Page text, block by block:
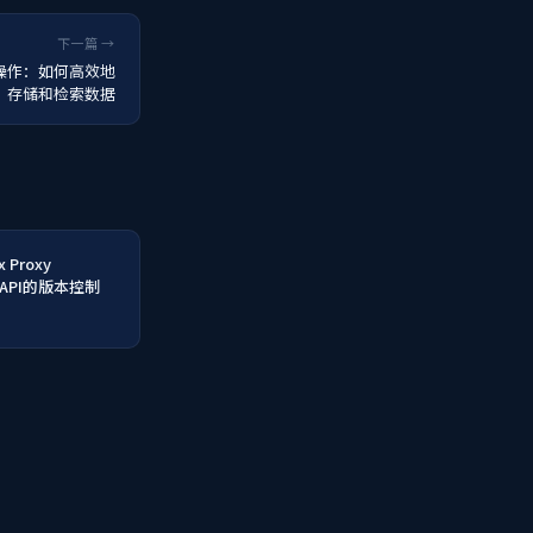
下一篇 →
作：如何高效地
存储和检索数据
Proxy
的版本控制